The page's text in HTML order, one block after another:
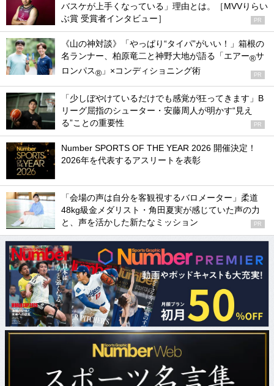
バスケが上手くなっている」理由とは。［MVVりらい
ぶ賞 受賞者インタビュー］
PR
《山の神対談》「やっぱり“タイパ”がいい！」箱根の
名ランナー、柏原竜二と神野大地が語る「エアー®サ
ロンパス® 」×コンディショニング術 PR
「少しぼやけているだけでも感覚が狂ってきます」B
リーグ屈指のシューター・安藤周人が明かす“見え
る”ことの重要性
PR
Number SPORTS OF THE YEAR 2026 開催決定！
2026年を代表するアスリートを表彰
「会場の声は自分を客観視するバロメーター」柔道
48kg級金メダリスト・角田夏実が感じていた声の力
と、声を活かした新たなミッション
PR